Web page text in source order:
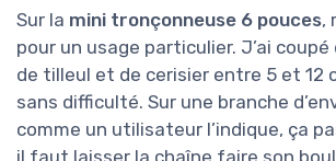
Sur la mini tronçonneuse 6 pouces,
pour un usage particulier. J’ai
de tilleul et de cerisier entre 5 et 12
sans difficulté. Sur une branche
comme un utilisateur l’indique, ça